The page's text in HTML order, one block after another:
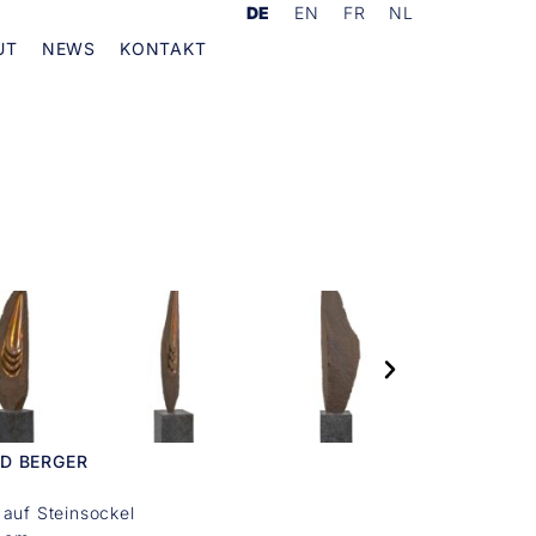
DE EN FR
NL
NEWS KONTAKT
BERGER
Steinsockel